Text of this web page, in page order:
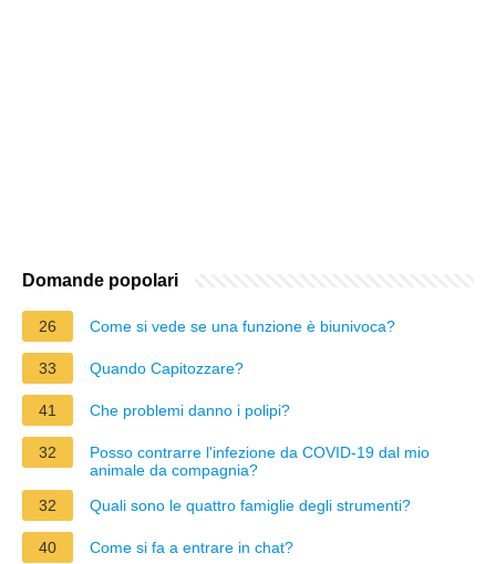
Domande popolari
26 Come si vede se una funzione è biunivoca?
33 Quando Capitozzare?
41 Che problemi danno i polipi?
32
Posso contrarre l'infezione da COVID-19 dal mio
animale da compagnia?
32
Quali sono le quattro famiglie degli strumenti?
40 Come si fa a entrare in chat?